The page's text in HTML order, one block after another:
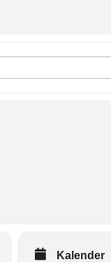
[IPnf4zgTH]
Kalender